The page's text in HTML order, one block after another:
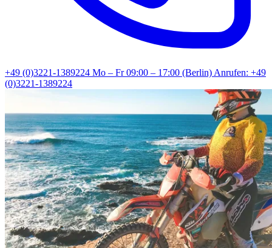
+49 (0)3221-1389224 Mo – Fr 09:00 – 17:00 (Berlin)Anrufen: +49
(0)3221-1389224